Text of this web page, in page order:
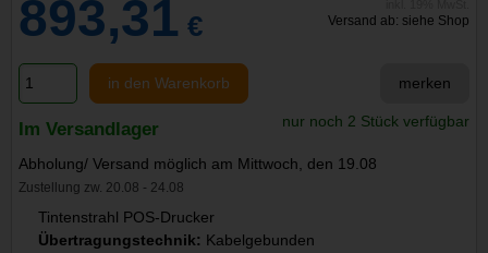
893,31 € Versand ab: siehe Shop
in den Warenkorb merken
Im Versandlager nur noch 2 Stück verfügbar
Abholung/ Versand möglich am Mittwoch, den 19.08
Zustellung zw. 20.08 - 24.08
Tintenstrahl POS-Drucker
Übertragungstechnik: Kabelgebunden